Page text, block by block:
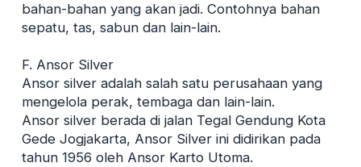
bahan-bahan yang akan jadi. Contohnya bahan
sepatu, tas, sabun dan lain-lain.
F. Ansor Silver
Ansor silver adalah salah satu perusahaan yang
mengelola perak, tembaga dan lain-lain.
Ansor silver berada di jalan Tegal Gendung Kota
Gede Jogjakarta, Ansor Silver ini didirikan pada
tahun 1956 oleh Ansor Karto Utoma.